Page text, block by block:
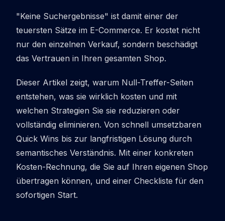
"Keine Suchergebnisse" ist damit einer der
teuersten Sätze im E-Commerce. Er kostet nicht
nur den einzelnen Verkauf, sondern beschädigt
das Vertrauen in Ihren gesamten Shop.
Dieser Artikel zeigt, warum Null-Treffer-Seiten
entstehen, was sie wirklich kosten und mit
welchen Strategien Sie sie reduzieren oder
vollständig eliminieren. Von schnell umsetzbaren
Quick Wins bis zur langfristigen Lösung durch
semantisches Verständnis. Mit einer konkreten
Kosten-Rechnung, die Sie auf Ihren eigenen Shop
übertragen können, und einer Checkliste für den
sofortigen Start.